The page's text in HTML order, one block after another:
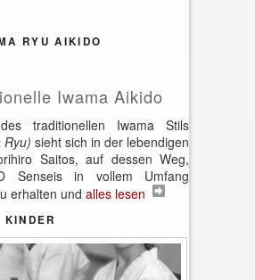
RYU AIKIDO
Iwama Aikido
traditionellen Iwama Stils
Ryu) sieht sich in der lebendigen
Saitos, auf dessen Weg,
Senseis in vollem Umfang
erhalten und alles lesen